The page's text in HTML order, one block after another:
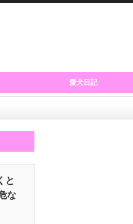
愛犬日記
と
な